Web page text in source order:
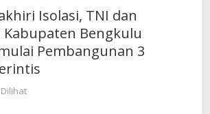
TNI
dan
Pemerintah
Kabupaten
Bengkulu
Isolasi, TNI dan
Bengkulu
Pembangunan 3
Dilihat